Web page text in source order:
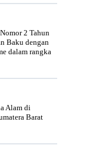
2 Tahun
Baku dengan
dalam rangka
Alam di
Barat